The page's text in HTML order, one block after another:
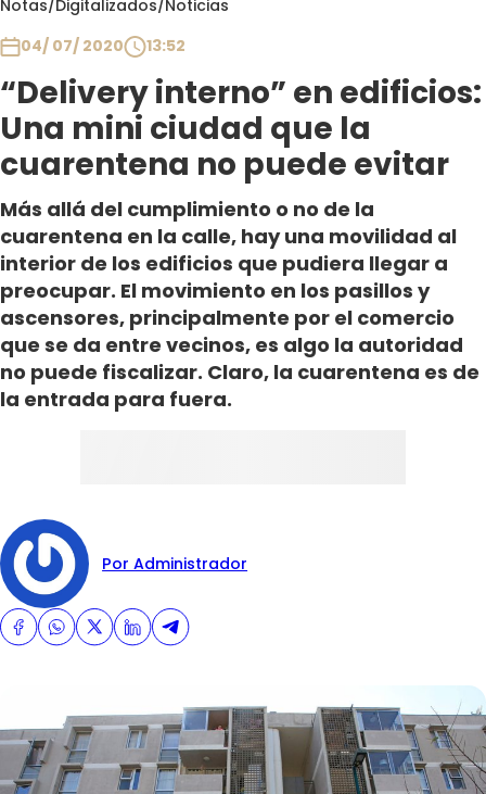
Notas/Digitalizados/Noticias
04/ 07/ 2020
13:52
“Delivery interno” en edificios:
Una mini ciudad que la
cuarentena no puede evitar
Más allá del cumplimiento o no de la
cuarentena en la calle, hay una movilidad al
interior de los edificios que pudiera llegar a
preocupar. El movimiento en los pasillos y
ascensores, principalmente por el comercio
que se da entre vecinos, es algo la autoridad
no puede fiscalizar. Claro, la cuarentena es de
la entrada para fuera.
Por Administrador
Club De La Comedia
Contigo en Directo
Plan Perfecto
El Tiempo
Sabingo
Todos Los Programas